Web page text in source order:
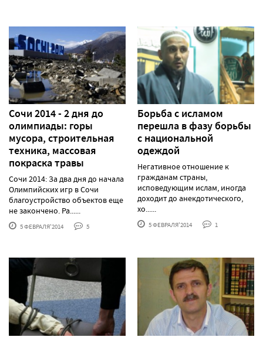
Сочи 2014 - 2 дня до
олимпиады: горы
мусора, строительная
техника, массовая
покраска травы
Сочи 2014: За два дня до начала
Олимпийских игр в Сочи
благоустройство объектов еще
не закончено. Ра......
5 ФЕВРАЛЯ'2014 5
Борьба с исламом
перешла в фазу борьбы
с национальной
одеждой
Негативное отношение к
гражданам страны,
исповедующим ислам, иногда
доходит до анекдотического,
хо......
5 ФЕВРАЛЯ'2014 1